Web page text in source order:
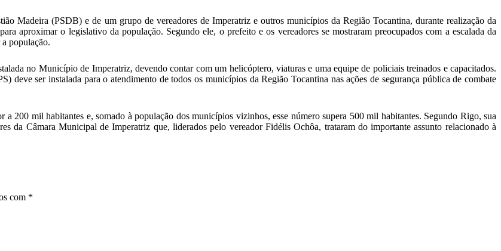
Madeira (PSDB) e de um grupo de vereadores de Imperatriz e outros municípios da Região Tocantina, durante realização da
aproximar o legislativo da população. Segundo ele, o prefeito e os vereadores se mostraram preocupados com a escalada da
população.
no Município de Imperatriz, devendo contar com um helicóptero, viaturas e uma equipe de policiais treinados e capacitados.
deve ser instalada para o atendimento de todos os municípios da Região Tocantina nas ações de segurança pública de combate
200 mil habitantes e, somado à população dos municípios vizinhos, esse número supera 500 mil habitantes. Segundo Rigo, sua
da Câmara Municipal de Imperatriz que, liderados pelo vereador Fidélis Ochôa, trataram do importante assunto relacionado à
com *